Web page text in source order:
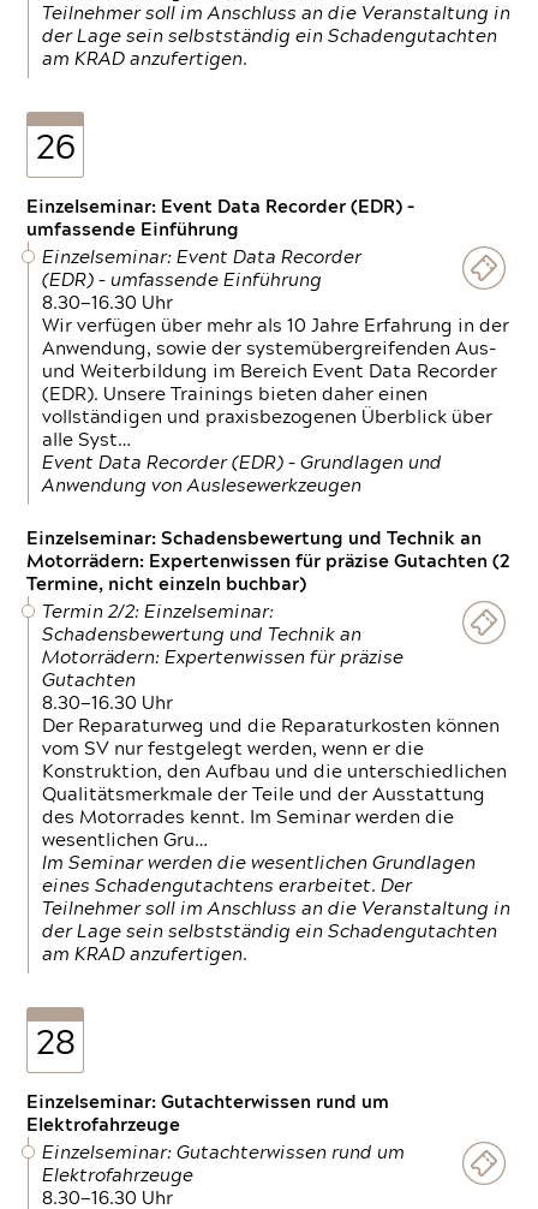
Teilnehmer soll im Anschluss an die Veranstaltung in
der Lage sein selbstständig ein Schadengutachten
am KRAD anzufertigen.
26
Einzelseminar: Event Data Recorder (EDR) –
umfassende Einführung
Einzelseminar: Event Data Recorder
(EDR) – umfassende Einführung
8.30—16.30 Uhr
Wir verfügen über mehr als 10 Jahre Erfahrung in der
Anwendung, sowie der systemübergreifenden Aus-
und Weiterbildung im Bereich Event Data Recorder
(EDR). Unsere Trainings bieten daher einen
vollständigen und praxisbezogenen Überblick über
alle Syst…
Event Data Recorder (EDR) – Grundlagen und
Anwendung von Auslesewerkzeugen
Einzelseminar: Schadensbewertung und Technik an
Motorrädern: Expertenwissen für präzise Gutachten (2
Termine, nicht einzeln buchbar)
Termin 2/2: Einzelseminar:
Schadensbewertung und Technik an
Motorrädern: Expertenwissen für präzise
Gutachten
8.30—16.30 Uhr
Der Reparaturweg und die Reparaturkosten können
vom SV nur festgelegt werden, wenn er die
Konstruktion, den Aufbau und die unterschiedlichen
Qualitätsmerkmale der Teile und der Ausstattung
des Motorrades kennt. Im Seminar werden die
wesentlichen Gru…
Im Seminar werden die wesentlichen Grundlagen
eines Schadengutachtens erarbeitet. Der
Teilnehmer soll im Anschluss an die Veranstaltung in
der Lage sein selbstständig ein Schadengutachten
am KRAD anzufertigen.
28
Einzelseminar: Gutachterwissen rund um
Elektrofahrzeuge
Einzelseminar: Gutachterwissen rund um
Elektrofahrzeuge
8.30—16.30 Uhr